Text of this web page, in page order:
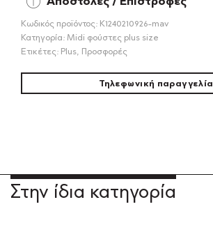
Κωδικός προϊόντος: Κ1240210926-mav
Κατηγορία: Midi φούστες plus size
Ετικέτες: Plus, Προσφορές
Τηλεφωνική παραγγελία
Στην ίδια κατηγορία